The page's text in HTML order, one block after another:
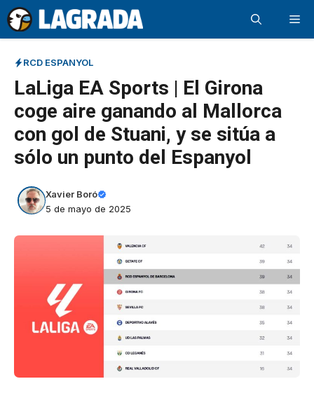
Saltar
al
contenido
RCD ESPANYOL
LaLiga EA Sports | El Girona
coge aire ganando al Mallorca
con gol de Stuani, y se sitúa a
sólo un punto del Espanyol
Xavier Boró
5 de mayo de 2025